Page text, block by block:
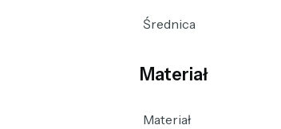
Średnica
Materiał
Materiał